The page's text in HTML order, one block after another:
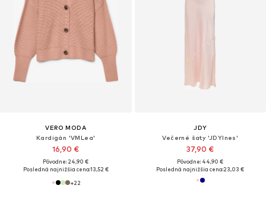
VERO MODA
Kardigán 'VMLea'
16,90 €
Pôvodne: 24,90 €
Posledná najnižšia cena:13,52 €
+22
JDY
Večerné šaty 'JDYInes'
37,90 €
Pôvodne: 44,90 €
Posledná najnižšia cena:23,03 €